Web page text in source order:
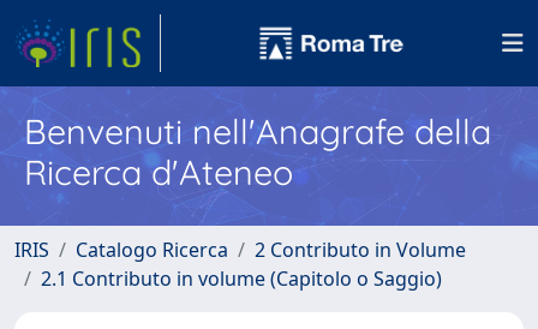
Benvenuti nell'Anagrafe della
Ricerca d'Ateneo
IRIS Catalogo Ricerca
2 Contributo in Volume
2.1 Contributo in volume (Capitolo o Saggio)